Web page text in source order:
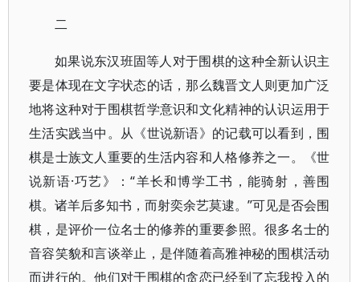
二
如果说东汉班固等人对于围棋的这种全新认识主
要是体现在文字状态的话，那么魏晋文人则更加广泛
地将这种对于围棋哲学意识和文化精神的认识运用于
生活实践当中。从《世说新语》的记载可以看到，围
棋是士族文人重要的生活内容和人格修养之一。《世
说新语·巧艺》：“羊长和博学工书，能骑射，善围
棋。诸羊后多知书，而射奕余艺莫逮。”可见是否会围
棋，是评价一位名士的修养的重要参照。很多名士的
音容笑貌和言谈举止，是伴随着高雅神秘的围棋活动
而进行的。他们对于围棋的贪恋已经到了忘我投入的